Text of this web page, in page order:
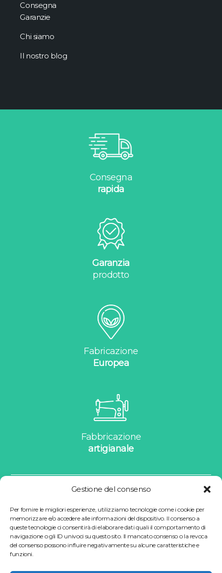
Gestione del consenso
Per fornire le migliori esperienze, utilizziamo tecnologie come i cookie per
memorizzare e/o accedere alle informazioni del dispositivo. Il consenso a
queste tecnologie ci consentirà di elaborare dati quali il comportamento di
navigazione o gli ID univoci su questo sito. Il mancato consenso o la revoca
del consenso possono influire negativamente su alcune caratteristiche e
funzioni.
Consegna
Garanzie
Chi siamo
Il nostro blog
Consegna
rapida
Garanzia
prodotto
Fabricazione
Europea
Fabbricazione
artigianale
La manifattura realizza e distribuisce prodotti